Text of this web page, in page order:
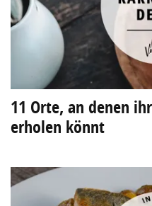
11 Orte, an denen
erholen könnt